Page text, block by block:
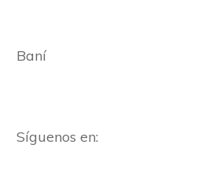
Baní
Síguenos en: